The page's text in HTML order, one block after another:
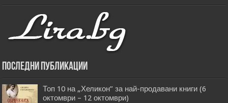
Последни публикации
Топ 10 на „Хеликон” за най-продавани книги (6
октомври – 12 октомври)